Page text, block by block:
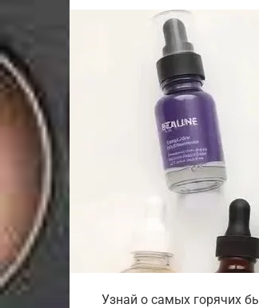
Узнай о самых горячих